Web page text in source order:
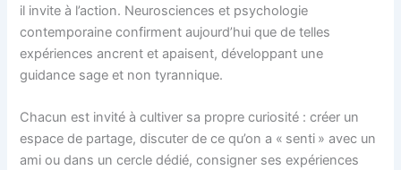
il invite à l’action. Neurosciences et psychologie
contemporaine confirment aujourd’hui que de telles
expériences ancrent et apaisent, développant une
guidance sage et non tyrannique.
Chacun est invité à cultiver sa propre curiosité : créer un
espace de partage, discuter de ce qu’on a « senti » avec un
ami ou dans un cercle dédié, consigner ses expériences